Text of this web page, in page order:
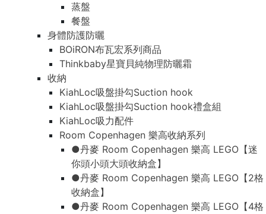
蒸盤
餐盤
身體防護防曬
BOiRON布瓦宏系列商品
Thinkbaby星寶貝純物理防曬霜
收納
KiahLoc吸盤掛勾Suction hook
KiahLoc吸盤掛勾Suction hook禮盒組
KiahLoc吸力配件
Room Copenhagen 樂高收納系列
●丹麥 Room Copenhagen 樂高 LEGO【迷
你頭小頭大頭收納盒】
●丹麥 Room Copenhagen 樂高 LEGO【2格
收納盒】
●丹麥 Room Copenhagen 樂高 LEGO【4格